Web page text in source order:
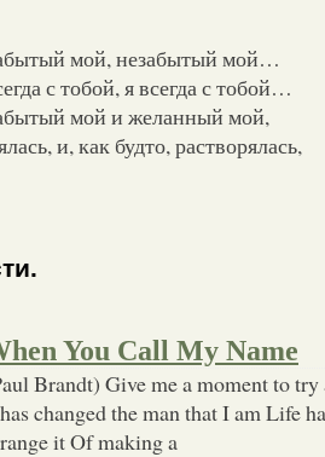
мой, незабытый мой…
с тобой, я всегда с тобой…
мой и желанный мой,
и, как будто, растворялась,
You Call My Name
Brandt) Give me a moment to
changed the man that I am Life
it Of making a